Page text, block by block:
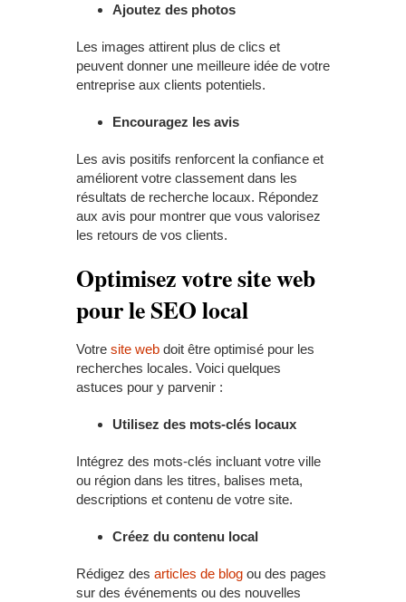
Ajoutez des photos
Les images attirent plus de clics et
peuvent donner une meilleure idée de votre
entreprise aux clients potentiels.
Encouragez les avis
Les avis positifs renforcent la confiance et
améliorent votre classement dans les
résultats de recherche locaux. Répondez
aux avis pour montrer que vous valorisez
les retours de vos clients.
Optimisez votre site web
pour le SEO local
Votre site web doit être optimisé pour les
recherches locales. Voici quelques
astuces pour y parvenir :
Utilisez des mots-clés locaux
Intégrez des mots-clés incluant votre ville
ou région dans les titres, balises meta,
descriptions et contenu de votre site.
Créez du contenu local
Rédigez des articles de blog ou des pages
sur des événements ou des nouvelles